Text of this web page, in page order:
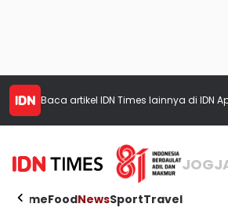
Baca artikel IDN Times lainnya di IDN
HomeFoodNewsSportTravel